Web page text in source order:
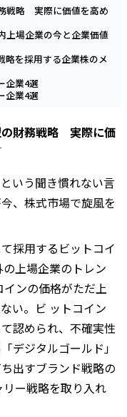
戦略 実際に価値を高め
上場企業の今と企業価値
略を採用する企業株のメ
企業4選
企業4選
の財務戦略 実際に価
いう聞き慣れない言
、株式市場で旋風を
採用するビットコイ
上場企業のトレン
ンの価格がただ上
い。ビ ットコイン
認められ、不確実性
デジタルゴールド」
出すブランド戦略の
ー戦略を取り入れ